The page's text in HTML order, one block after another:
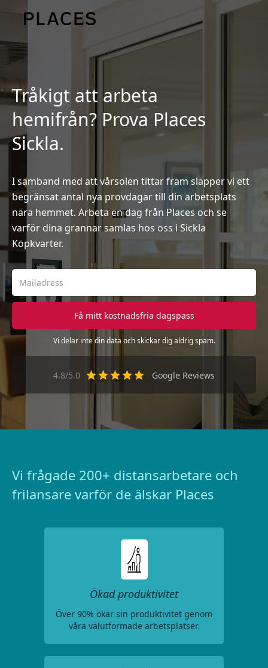
Tråkigt att arbeta
hemifrån? Prova Places
Sickla.
I samband med att vårsolen tittar fram släpper vi ett
begränsat antal nya provdagar till din arbetsplats
nära hemmet. Arbeta en dag från Places och se
varför dina grannar samlas hos oss i Sickla
Köpkvarter.
Vi delar inte din data och skickar dig aldrig spam.
4.8/5.0 Google Reviews
Vi frågade 200+ distansarbetare och
frilansare varför de älskar Places
Ökad produktivitet
Över 90% ökar sin produktivitet genom
våra välutformade arbetsplatser.